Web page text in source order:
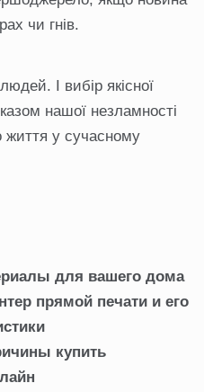
чи гнів.
І вибір якісної
нашої незламності
життя у сучасному
для вашего дома
прямой печати и его
купить